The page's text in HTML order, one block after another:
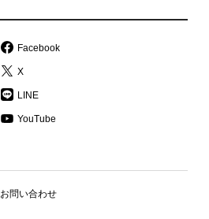
Facebook
X
LINE
YouTube
お問い合わせ